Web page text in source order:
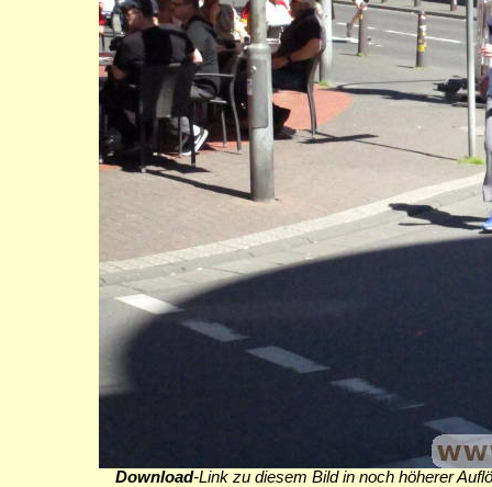
Download-Link zu diesem Bild in noch höherer